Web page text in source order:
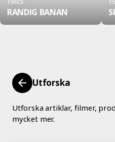
RANDIG BANAN
Utforska
Utforska artiklar, filmer,
mycket mer.